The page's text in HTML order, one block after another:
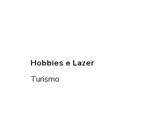
Hobbies e Lazer
Turismo